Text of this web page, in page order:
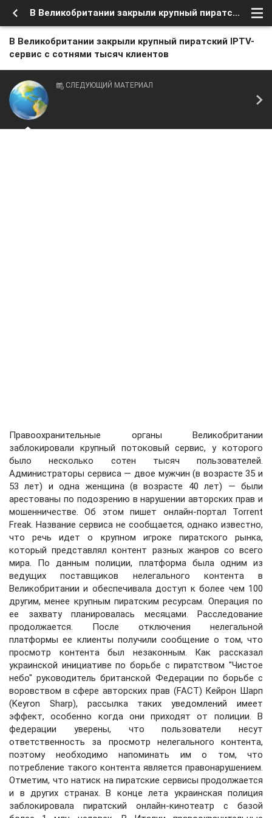
В Великобритании закрыли крупный пиратский IPTV-сервис с сотнями тысяч клиентов
В Великобритании закрыли крупный пиратский IPTV-
сервис с сотнями тысяч клиентов
СЛЕДУЮЩИЙ МАТЕРИАЛ
Правоохранительные органы Великобритании
заблокировали крупный потоковый сервис, у которого
было несколько сотен тысяч пользователей.
Администраторы сервиса — двое мужчин (в возрасте 35 и
53 лет) и одна женщина (в возрасте 40 лет) — были
арестованы по подозрению в нарушении авторских прав и
мошенничестве. Об этом пишет онлайн-портал Torrent
Freak. Название сервиса не сообщается, однако известно,
что речь идет о крупном игроке пиратского рынка,
который представлял контент разных жанров со всего
мира. По данным полиции, платформа была одним из
ведущих поставщиков нелегального контента в
Великобритании и обеспечивала доступ к более чем 100
другим, менее крупным пиратским ресурсам. Операция по
ее захвату планировалась месяцами. Расследование
продолжается. После отключения нелегальной
платформы ее клиенты получили сообщение о том, что
просмотр контента был незаконным. Как рассказал
украинской инициативе по борьбе с пиратством "Чистое
небо" руководитель британской Федерации по борьбе с
воровством в сфере авторских прав (FACT) Кейрон Шарп
(Keyron Sharp), рассылка таких уведомлений имеет
эффект, особенно когда они приходят от полиции. В
федерации уверены, что пользователи несут
ответственность за просмотр нелегального контента,
поэтому необходимо напоминать им о том, что
потребление такого контента является правонарушением.
Отметим, что натиск на пиратские сервисы продолжается
и в других странах. В конце лета украинская полиция
заблокировала пиратский онлайн-кинотеатр с базой